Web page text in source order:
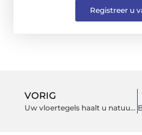
Registreer u
VORIG
Uw vloertegels haalt u natuurlijk bij dit bedrijf in vlakbij Rotterdam